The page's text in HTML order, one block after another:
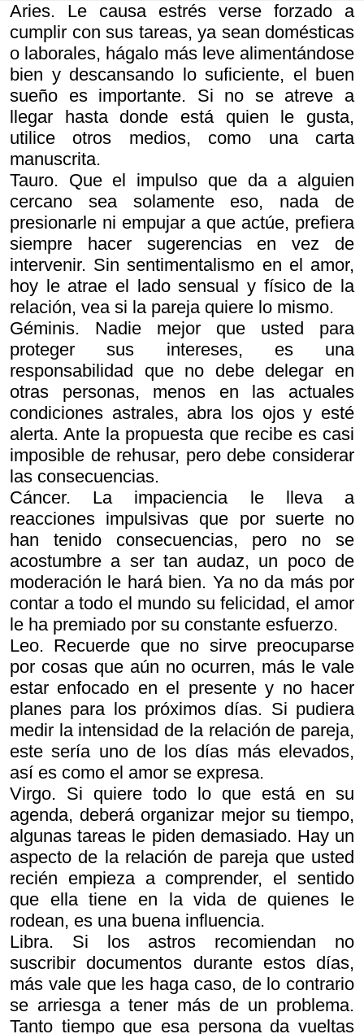
Aries. Le causa estrés verse forzado a
cumplir con sus tareas, ya sean domésticas
o laborales, hágalo más leve alimentándose
bien y descansando lo suficiente, el buen
sueño es importante. Si no se atreve a
llegar hasta donde está quien le gusta,
utilice otros medios, como una carta
manuscrita.
Tauro. Que el impulso que da a alguien
cercano sea solamente eso, nada de
presionarle ni empujar a que actúe, prefiera
siempre hacer sugerencias en vez de
intervenir. Sin sentimentalismo en el amor,
hoy le atrae el lado sensual y físico de la
relación, vea si la pareja quiere lo mismo.
Géminis. Nadie mejor que usted para
proteger sus intereses, es una
responsabilidad que no debe delegar en
otras personas, menos en las actuales
condiciones astrales, abra los ojos y esté
alerta. Ante la propuesta que recibe es casi
imposible de rehusar, pero debe considerar
las consecuencias.
Cáncer. La impaciencia le lleva a
reacciones impulsivas que por suerte no
han tenido consecuencias, pero no se
acostumbre a ser tan audaz, un poco de
moderación le hará bien. Ya no da más por
contar a todo el mundo su felicidad, el amor
le ha premiado por su constante esfuerzo.
Leo. Recuerde que no sirve preocuparse
por cosas que aún no ocurren, más le vale
estar enfocado en el presente y no hacer
planes para los próximos días. Si pudiera
medir la intensidad de la relación de pareja,
este sería uno de los días más elevados,
así es como el amor se expresa.
Virgo. Si quiere todo lo que está en su
agenda, deberá organizar mejor su tiempo,
algunas tareas le piden demasiado. Hay un
aspecto de la relación de pareja que usted
recién empieza a comprender, el sentido
que ella tiene en la vida de quienes le
rodean, es una buena influencia.
Libra. Si los astros recomiendan no
suscribir documentos durante estos días,
más vale que les haga caso, de lo contrario
se arriesga a tener más de un problema.
Tanto tiempo que esa persona da vueltas